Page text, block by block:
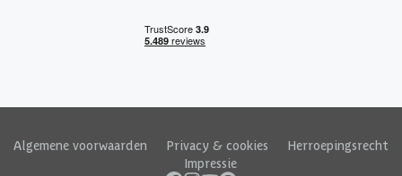
Algemene voorwaarden Privacy & cookies
Herroepingsrecht
Impressie